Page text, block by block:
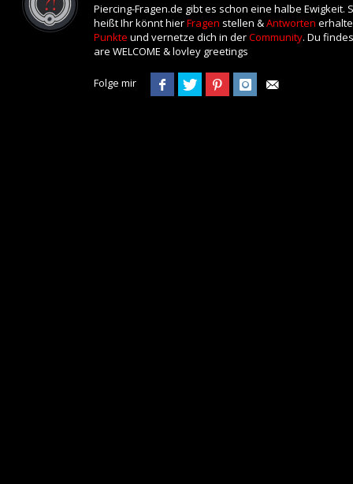
Piercing-Fragen.de gibt es schon eine halbe
heißt Ihr könnt hierFragen stellen &Antworten
Punkte und vernetze dich in derCommunity. Du
are WELCOME & lovley greetings
Folge mir